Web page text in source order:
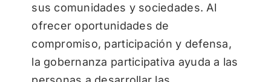
sus comunidades y sociedades. Al
ofrecer oportunidades de
compromiso, participación y defensa,
la gobernanza participativa ayuda a las